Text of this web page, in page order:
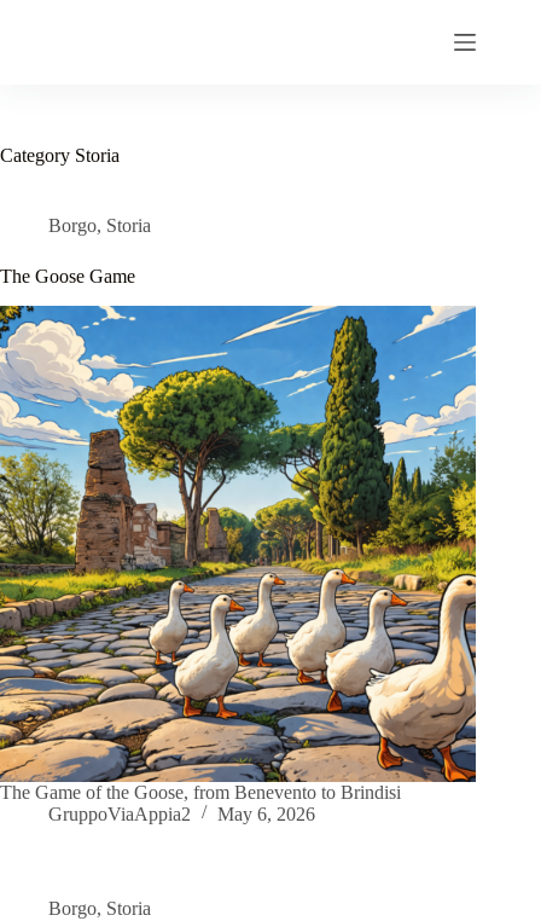
Category Storia
Borgo, Storia
The Goose Game
The Game of the Goose, from Benevento to Brindisi
GruppoViaAppia2
May 6, 2026
Borgo, Storia